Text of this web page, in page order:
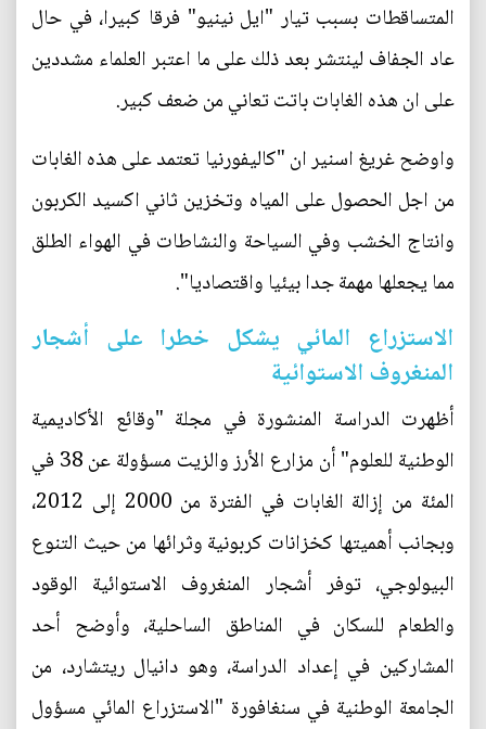
المتساقطات بسبب تيار "ايل نينيو" فرقا كبيرا، في حال
عاد الجفاف لينتشر بعد ذلك على ما اعتبر العلماء مشددين
على ان هذه الغابات باتت تعاني من ضعف كبير.
واوضح غريغ اسنير ان "كاليفورنيا تعتمد على هذه الغابات
من اجل الحصول على المياه وتخزين ثاني اكسيد الكربون
وانتاج الخشب وفي السياحة والنشاطات في الهواء الطلق
مما يجعلها مهمة جدا بيئيا واقتصاديا".
الاستزراع المائي يشكل خطرا على أشجار
المنغروف الاستوائية
أظهرت الدراسة المنشورة في مجلة "وقائع الأكاديمية
الوطنية للعلوم" أن مزارع الأرز والزيت مسؤولة عن 38 في
المئة من إزالة الغابات في الفترة من 2000 إلى 2012،
وبجانب أهميتها كخزانات كربونية وثرائها من حيث التنوع
البيولوجي، توفر أشجار المنغروف الاستوائية الوقود
والطعام للسكان في المناطق الساحلية، وأوضح أحد
المشاركين في إعداد الدراسة، وهو دانيال ريتشارد، من
الجامعة الوطنية في سنغافورة "الاستزراع المائي مسؤول